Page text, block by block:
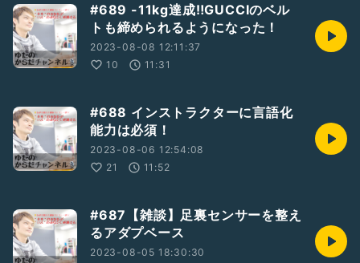
#689 -11kg達成‼️GUCCIのベル
トも締められるようになった！
2023-08-08 12:11:37
10
11:31
#688 インストラクターに言語化
能力は必須！
2023-08-06 12:54:08
21
11:52
#687【雑談】足裏センサーを整え
るアダプベース
2023-08-05 18:30:30